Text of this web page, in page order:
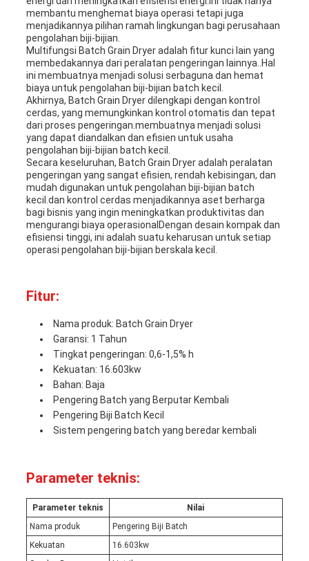
membantu menghemat biaya operasi tetapi juga
menjadikannya pilihan ramah lingkungan bagi perusahaan
pengolahan biji-bijian.
Multifungsi Batch Grain Dryer adalah fitur kunci lain yang
membedakannya dari peralatan pengeringan lainnya..Hal
ini membuatnya menjadi solusi serbaguna dan hemat
biaya untuk pengolahan biji-bijian batch kecil.
Akhirnya, Batch Grain Dryer dilengkapi dengan kontrol
cerdas, yang memungkinkan kontrol otomatis dan tepat
dari proses pengeringan.membuatnya menjadi solusi
yang dapat diandalkan dan efisien untuk usaha
pengolahan biji-bijian batch kecil.
Secara keseluruhan, Batch Grain Dryer adalah peralatan
pengeringan yang sangat efisien, rendah kebisingan, dan
mudah digunakan untuk pengolahan biji-bijian batch
kecil.dan kontrol cerdas menjadikannya aset berharga
bagi bisnis yang ingin meningkatkan produktivitas dan
mengurangi biaya operasionalDengan desain kompak dan
efisiensi tinggi, ini adalah suatu keharusan untuk setiap
operasi pengolahan biji-bijian berskala kecil.
Fitur:
Nama produk: Batch Grain Dryer
Garansi: 1 Tahun
Tingkat pengeringan: 0,6-1,5% h
Kekuatan: 16.603kw
Bahan: Baja
Pengering Batch yang Berputar Kembali
Pengering Biji Batch Kecil
Sistem pengering batch yang beredar kembali
Parameter teknis:
Parameter teknis
Nilai
Nama produk
Pengering Biji Batch
Kekuatan
16.603kw